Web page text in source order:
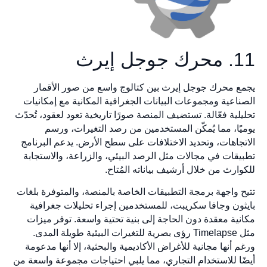
11. محرك جوجل إيرث
يجمع محرك جوجل إيرث بين كتالوج واسع من صور الأقمار
الصناعية ومجموعات البيانات الجغرافية المكانية مع إمكانيات
تحليلية فعّالة. تستضيف المنصة صورًا تاريخية تعود لعقود، تُحدّث
يوميًا، مما يُمكّن المستخدمين من رصد التغيرات، ورسم
الاتجاهات، وتحديد الاختلافات على سطح الأرض. يدعم البرنامج
تطبيقات في مجالات مثل الرصد البيئي، والزراعة، والاستجابة
للكوارث من خلال أرشيف بياناته المُتاح.
تتيح واجهة برمجة التطبيقات الخاصة بالمنصة، والمتوفرة بلغات
بايثون وجافا سكريبت، للمستخدمين إجراء تحليلات جغرافية
مكانية معقدة دون الحاجة إلى بنية تحتية واسعة. توفر ميزات
مثل Timelapse رؤى بصرية للتغيرات البيئية طويلة المدى.
ورغم أنها مجانية للأغراض الأكاديمية والبحثية، إلا أنها مدعومة
أيضًا للاستخدام التجاري، مما يلبي احتياجات مجموعة واسعة من